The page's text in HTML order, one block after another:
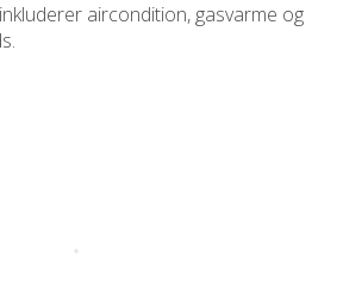
aircondition, gasvarme og